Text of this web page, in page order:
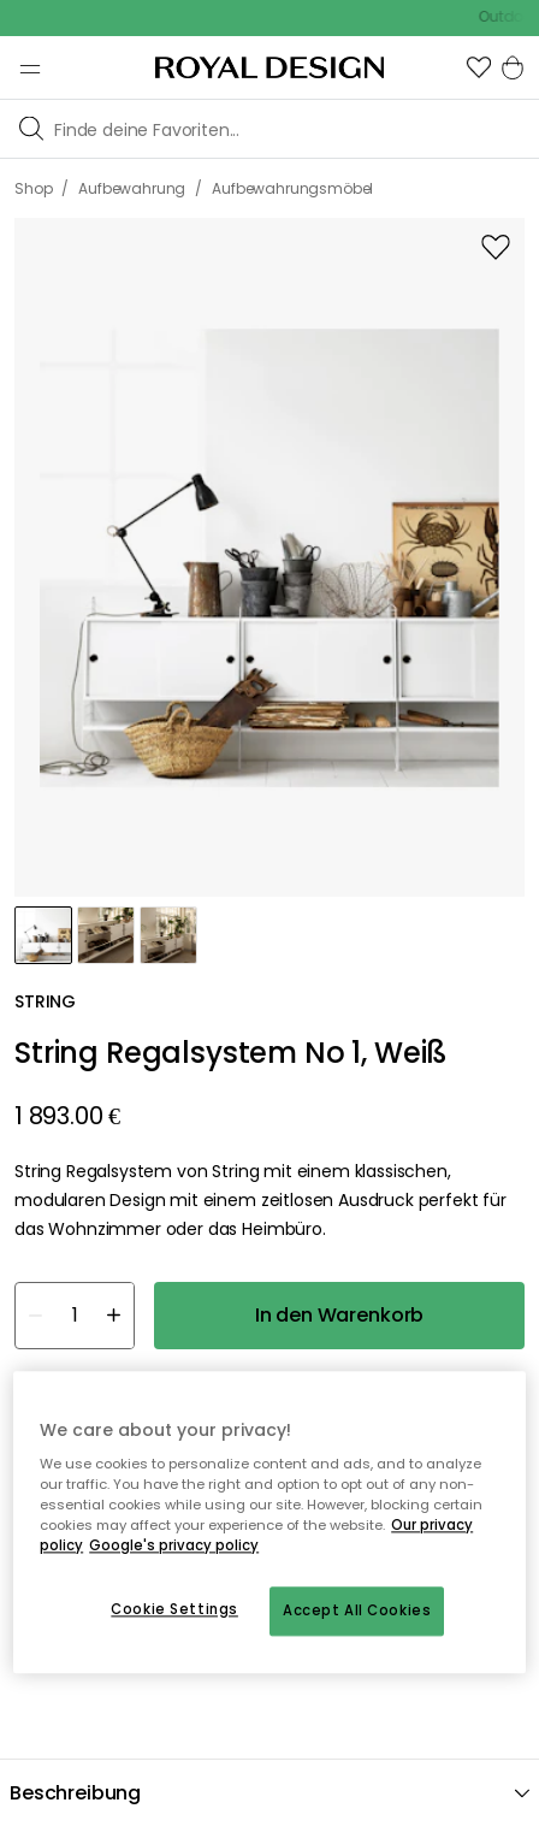
Outdoor
Shop / Aufbewahrung / Aufbewahrungsmöbel
STRING
String Regalsystem No 1, Weiß
1 893.00 €
String Regalsystem von String mit einem klassischen,
modularen Design mit einem zeitlosen Ausdruck perfekt für
das Wohnzimmer oder das Heimbüro.
In den Warenkorb
30 Tage Rückgaberecht
Sichere Zahlungen
Kostenloser Versand ab 49€*
Beschreibung
We care about your privacy!
We use cookies to personalize content and ads, and to analyze
our traffic. You have the right and option to opt out of any non-
essential cookies while using our site. However, blocking certain
cookies may affect your experience of the website. Our privacy
policy Google's privacy policy
Accept All Cookies
Cookie Settings